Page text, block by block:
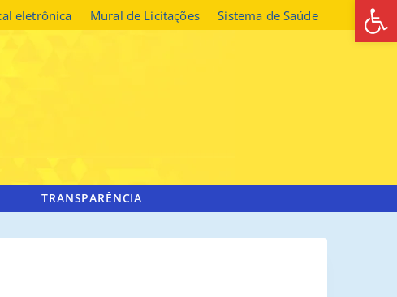
eletrônica Mural de Licitações Sistema de Saúde
TRANSPARÊNCIA